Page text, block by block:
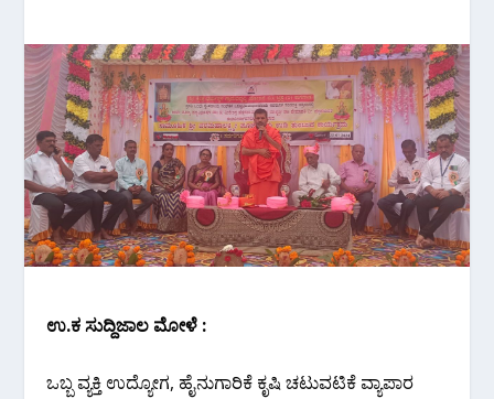
ಉ.ಕ ಸುದ್ದಿಜಾಲ ಮೋಳೆ :
ಒಬ್ಬ ವ್ಯಕ್ತಿ ಉದ್ಯೋಗ, ಹೈನುಗಾರಿಕೆ ಕೃಷಿ ಚಟುವಟಿಕೆ ವ್ಯಾಪಾರ